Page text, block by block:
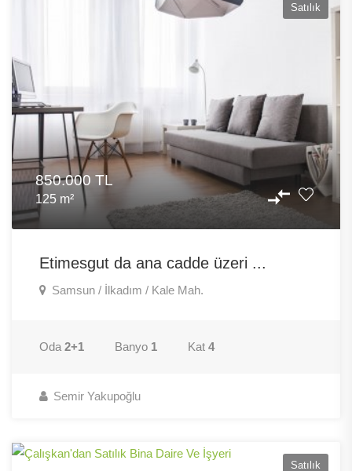
Satılık
850.000 TL
125 m²
Etimesgut da ana cadde üzeri ...
Samsun / İlkadım / Kale Mah.
Oda 2+1 Banyo 1 Kat 4
Semir Yakupoğlu
Satılık